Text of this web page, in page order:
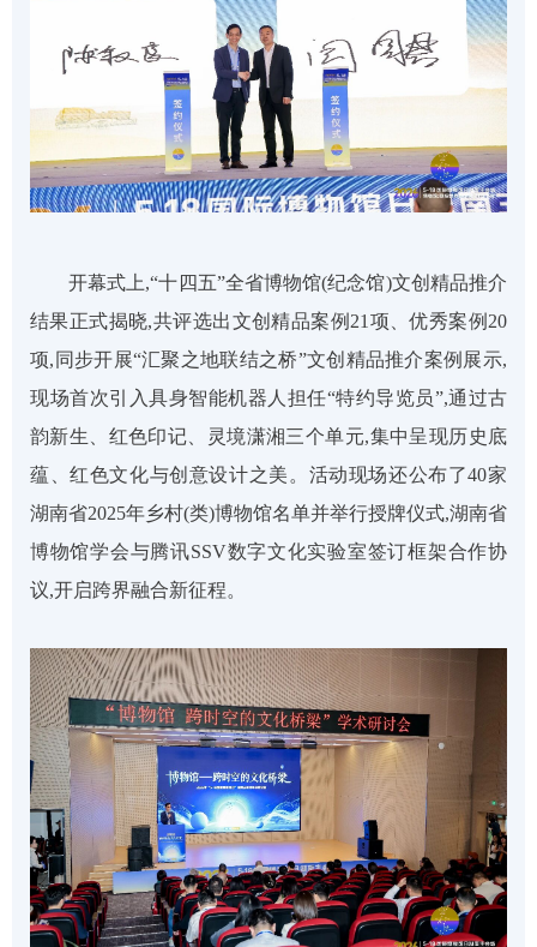
开幕式上,“十四五”全省博物馆(纪念馆)文创精品推介
结果正式揭晓,共评选出文创精品案例21项、优秀案例20
项,同步开展“汇聚之地联结之桥”文创精品推介案例展示,
现场首次引入具身智能机器人担任“特约导览员”,通过古
韵新生、红色印记、灵境潇湘三个单元,集中呈现历史底
蕴、红色文化与创意设计之美。活动现场还公布了40家
湖南省2025年乡村(类)博物馆名单并举行授牌仪式,湖南省
博物馆学会与腾讯SSV数字文化实验室签订框架合作协
议,开启跨界融合新征程。